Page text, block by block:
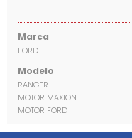
Marca
FORD
Modelo
RANGER
MOTOR MAXION
MOTOR FORD